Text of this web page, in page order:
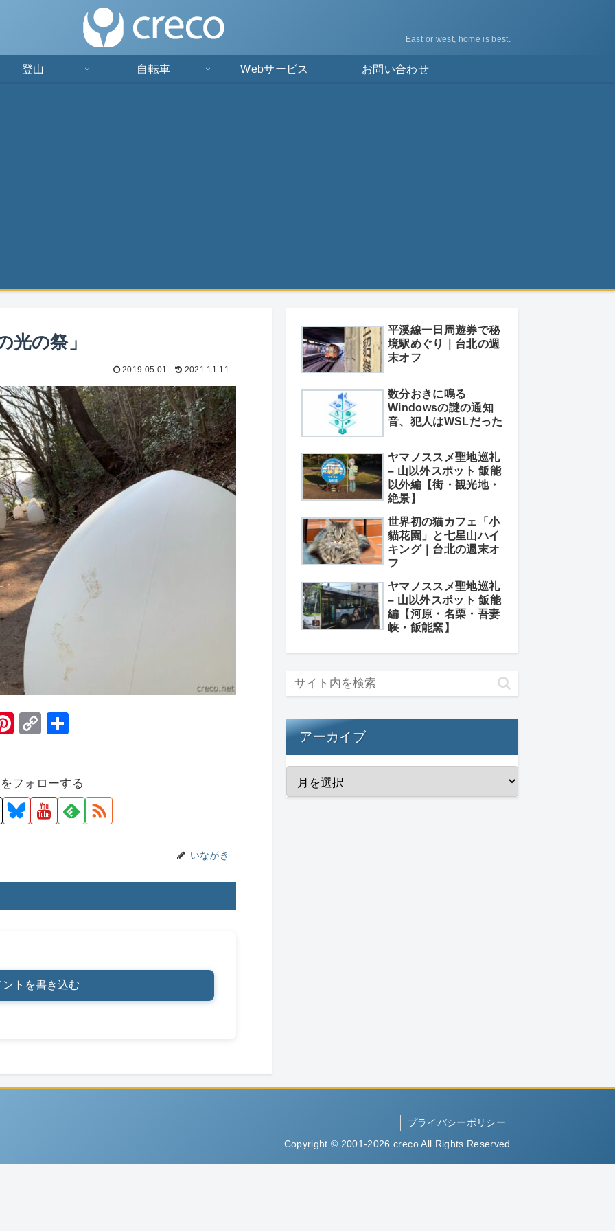
East or west, home is best.
登山 自転車 Webサービス お問い合わせ
光の祭」
2019.05.01 2021.11.11
Pi
e
st
C
y
Li
フォローする
いながき
ントを書き込む
平溪線一日周遊券で秘
境駅めぐり｜台北の週
末オフ
数分おきに鳴る
Windowsの謎の通知
音、犯人はWSLだった
ヤマノススメ聖地巡礼
– 山以外スポット 飯能
以外編【街・観光地・
絶景】
世界初の猫カフェ「小
貓花園」と七星山ハイ
キング｜台北の週末オ
フ
ヤマノススメ聖地巡礼
– 山以外スポット 飯能
編【河原・名栗・吾妻
峡・飯能窯】
アーカイブ
プライバシーポリシー
Copyright © 2001-2026 creco All Rights Reserved.